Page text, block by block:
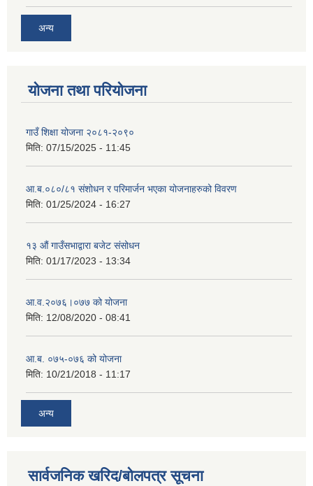
अन्य
योजना तथा परियोजना
गाउँ शिक्षा योजना २०८१-२०९०
मिति: 07/15/2025 - 11:45
आ.ब.०८०/८१ संशोधन र परिमार्जन भएका योजनाहरुको विवरण
मिति: 01/25/2024 - 16:27
१३ औं गाउँसभाद्वारा बजेट संसोधन
मिति: 01/17/2023 - 13:34
आ‍.व.२०७६।०७७ को योजना
मिति: 12/08/2020 - 08:41
आ.ब. ०७५-०७६ को योजना
मिति: 10/21/2018 - 11:17
अन्य
सार्वजनिक खरिद/बोलपत्र सूचना